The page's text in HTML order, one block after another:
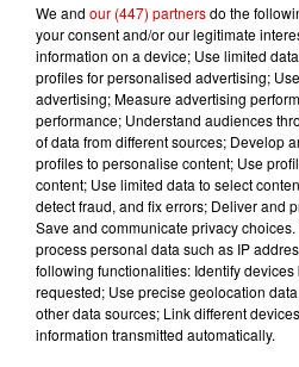
7 août 2026
Éclipse
meilleurs
du...
7 août 2026
À LA UNE :
condamné,
Duralex et
We and our (447) partnersdo the
your consent and/or our legitimate
information on a device; Use limited
profiles for personalised advertising;
advertising; Measure advertising
performance; Understand audiences
of data from different sources; Develop
profiles to personalise content; Use
content; Use limited data to select
detect fraud, and fix errors; Deliver and
Save and communicate privacy
process personal data such as IP
following functionalities: Identify
requested; Use precise geolocation
other data sources; Link different
information transmitted automatically.